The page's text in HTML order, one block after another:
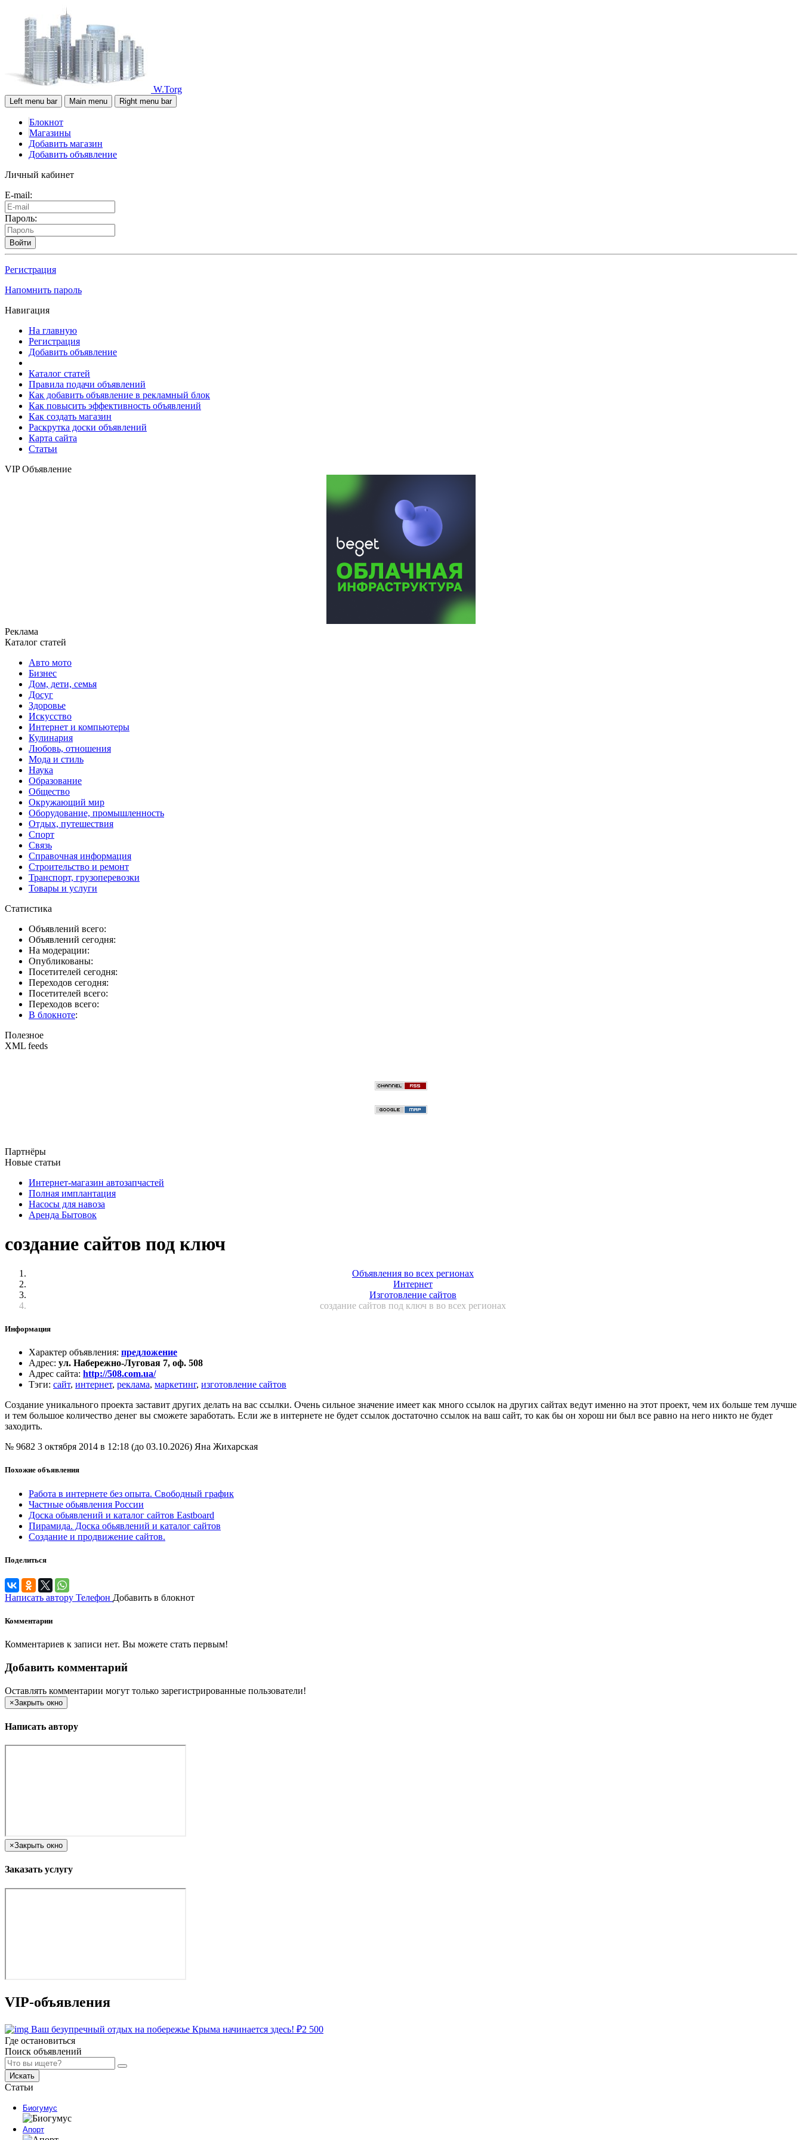
W.Torg
Left menu bar Main menu Right menu bar
Блокнот
Магазины
Добавить магазин
Добавить объявление
Личный кабинет
E-mail:
Пароль:
Войти
Регистрация
Напомнить пароль
Навигация
На главную
Регистрация
Добавить объявление
Каталог статей
Правила подачи объявлений
Как добавить объявление в рекламный блок
Как повысить эффективность объявлений
Как создать магазин
Раскрутка доски объявлений
Карта сайта
Статьи
VIP Объявление
Реклама
Каталог статей
Авто мото
Бизнес
Дом, дети, семья
Досуг
Здоровье
Искусство
Интернет и компьютеры
Кулинария
Любовь, отношения
Мода и стиль
Наука
Образование
Общество
Окружающий мир
Оборудование, промышленность
Отдых, путешествия
Спорт
Связь
Справочная информация
Строительство и ремонт
Транспорт, грузоперевозки
Товары и услуги
Статистика
Объявлений всего:
Объявлений сегодня:
На модерации:
Опубликованы:
Посетителей сегодня:
Переходов сегодня:
Посетителей всего:
Переходов всего:
В блокноте:
Полезное
XML feeds
Партнёры
Новые статьи
Интернет-магазин автозапчастей
Полная имплантация
Насосы для навоза
Аренда Бытовок
создание сайтов под ключ
Объявления во всех регионах
Интернет
Изготовление сайтов
создание сайтов под ключ в во всех регионах
Информация
Характер объявления: предложение
Адрес: ул. Набережно-Луговая 7, оф. 508
Адрес сайта: http://508.com.ua/
Тэги: сайт, интернет, реклама, маркетинг, изготовление сайтов
Создание уникального проекта заставит других делать на вас ссылки. Очень сильное значение имеет как много ссылок на других сайтах ведут именно на этот проект, чем их больше тем лучше
и тем большое количество денег вы сможете заработать. Если же в интернете не будет ссылок достаточно ссылок на ваш сайт, то как бы он хорош ни был все равно на него никто не будет
заходить.
№ 9682 3 октября 2014 в 12:18 (до 03.10.2026) Яна Жихарская
Похожие объявления
Работа в интернете без опыта. Свободный график
Частные обьявления России
Доска обьявлений и каталог сайтов Eastboard
Пирамида. Доска обьявлений и каталог сайтов
Создание и продвижение сайтов.
Поделиться
Написать автору Телефон Добавить в блокнот
Комментарии
Комментариев к записи нет. Вы можете стать первым!
Добавить комментарий
Оставлять комментарии могут только зарегистрированные пользователи!
×Закрыть окно
Написать автору
×Закрыть окно
Заказать услугу
VIP-объявления
Ваш безупречный отдых на побережье Крыма начинается здесь! ₽2 500
Где остановиться
Поиск объявлений
Искать
Статьи
Биогумус
Апорт